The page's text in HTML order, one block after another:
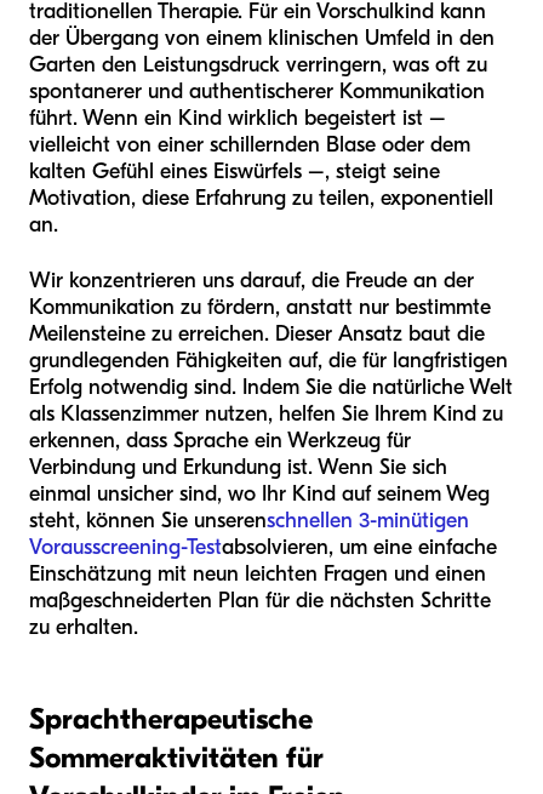
traditionellen Therapie. Für ein Vorschulkind kann
der Übergang von einem klinischen Umfeld in den
Garten den Leistungsdruck verringern, was oft zu
spontanerer und authentischerer Kommunikation
führt. Wenn ein Kind wirklich begeistert ist –
vielleicht von einer schillernden Blase oder dem
kalten Gefühl eines Eiswürfels –, steigt seine
Motivation, diese Erfahrung zu teilen, exponentiell
an.
Wir konzentrieren uns darauf, die Freude an der
Kommunikation zu fördern, anstatt nur bestimmte
Meilensteine zu erreichen. Dieser Ansatz baut die
grundlegenden Fähigkeiten auf, die für langfristigen
Erfolg notwendig sind. Indem Sie die natürliche Welt
als Klassenzimmer nutzen, helfen Sie Ihrem Kind zu
erkennen, dass Sprache ein Werkzeug für
Verbindung und Erkundung ist. Wenn Sie sich
einmal unsicher sind, wo Ihr Kind auf seinem Weg
steht, können Sie unserenschnellen 3-minütigen
Vorausscreening-Testabsolvieren, um eine einfache
Einschätzung mit neun leichten Fragen und einen
maßgeschneiderten Plan für die nächsten Schritte
zu erhalten.
Sprachtherapeutische
Sommeraktivitäten für